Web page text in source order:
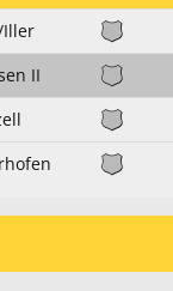
Iller
II